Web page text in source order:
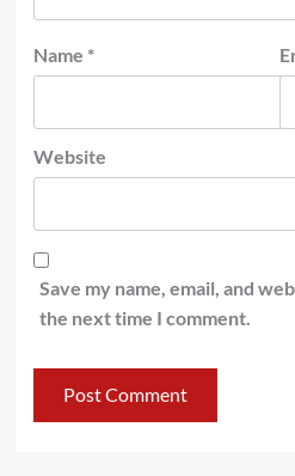
Name *
Website
Save my name, email, and
the next time I comment.